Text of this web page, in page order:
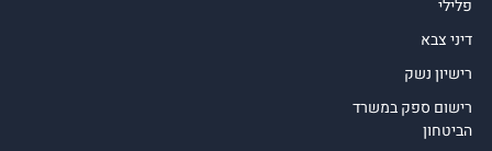
פלילי
דיני צבא
רישיון נשק
רישום ספק במשרד
הביטחון